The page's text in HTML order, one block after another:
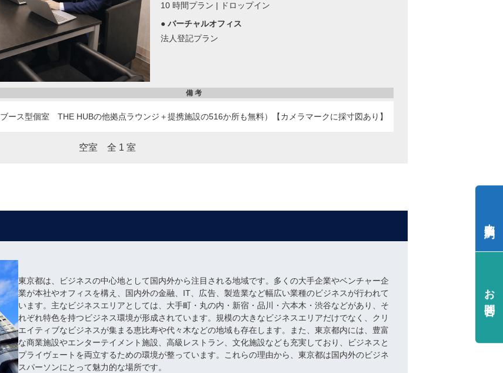
10 時間プラン | ドロップイン
● バーチャルオフィス
法人登記プラン
備 考
ブース型個室 THE HUBの他拠点ラウンジ＋提携施設の516か所も無料）【カメラマークに採寸図あり】
空室 全 1 室
東京都は、ビジネスの中心地として国内外から注目される地域です。多くの大手企業やベンチャー企
業が本社やオフィスを構え、国内外の金融、IT、広告、製造業など幅広い業種のビジネスが行われて
います。主なビジネスエリアとしては、大手町・丸の内・新宿・品川・六本木・渋谷などがあり、そ
れぞれ特色を持つビジネス環境が形成されています。規模の大きなビジネスエリアだけでなく、クリ
エイティブなビジネスが集まる恵比寿や代々木などの地域も存在します。また、東京都内には、豊富
な商業施設やエンターテイメント施設、高級レストラン、文化施設なども充実しており、ビジネスと
プライヴェートを両立するための環境が整っています。これらの理由から、東京都は国内外のビジネ
スパーソンにとって魅力的な場所です。
お問合せ